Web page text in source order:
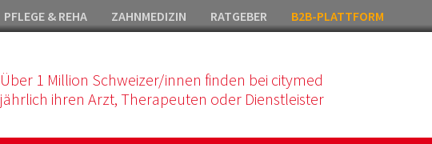
PFLEGE & REHA ZAHNMEDIZIN RATGEBER B2B-PLATTFORM
Über 1 Million Schweizer/innen finden bei citymed
jährlich ihren Arzt, Therapeuten oder Dienstleister